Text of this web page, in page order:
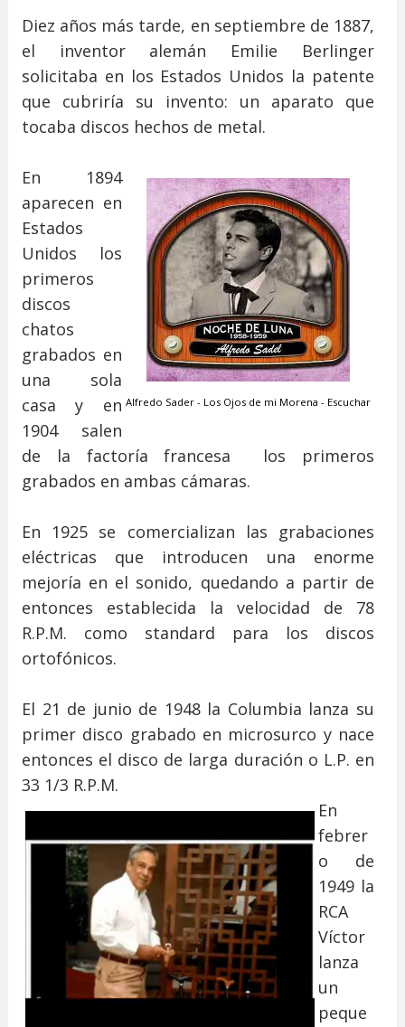
Diez años más tarde, en septiembre de 1887,
el inventor alemán Emilie Berlinger
solicitaba en los Estados Unidos la patente
que cubriría su invento: un aparato que
tocaba discos hechos de metal.
Alfredo Sader - Los Ojos de mi Morena - Escuchar
En 1894
aparecen en
Estados
Unidos los
primeros
discos
chatos
grabados en
una sola
casa y en
1904 salen
de la factoría francesa los primeros
grabados en ambas cámaras.
En 1925 se comercializan las grabaciones
eléctricas que introducen una enorme
mejoría en el sonido, quedando a partir de
entonces establecida la velocidad de 78
R.P.M. como standard para los discos
ortofónicos.
El 21 de junio de 1948 la Columbia lanza su
primer disco grabado en microsurco y nace
entonces el disco de larga duración o L.P. en
33 1/3 R.P.M.
En
febrer
o de
1949 la
RCA
Víctor
lanza
un
peque